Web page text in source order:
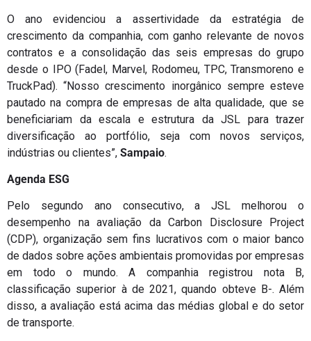
O ano evidenciou a assertividade da estratégia de
crescimento da companhia, com ganho relevante de novos
contratos e a consolidação das seis empresas do grupo
desde o IPO (Fadel, Marvel, Rodomeu, TPC, Transmoreno e
TruckPad). “Nosso crescimento inorgânico sempre esteve
pautado na compra de empresas de alta qualidade, que se
beneficiariam da escala e estrutura da JSL para trazer
diversificação ao portfólio, seja com novos serviços,
indústrias ou clientes”, Sampaio.
Agenda ESG
Pelo segundo ano consecutivo, a JSL melhorou o
desempenho na avaliação da Carbon Disclosure Project
(CDP), organização sem fins lucrativos com o maior banco
de dados sobre ações ambientais promovidas por empresas
em todo o mundo. A companhia registrou nota B,
classificação superior à de 2021, quando obteve B-. Além
disso, a avaliação está acima das médias global e do setor
de transporte.